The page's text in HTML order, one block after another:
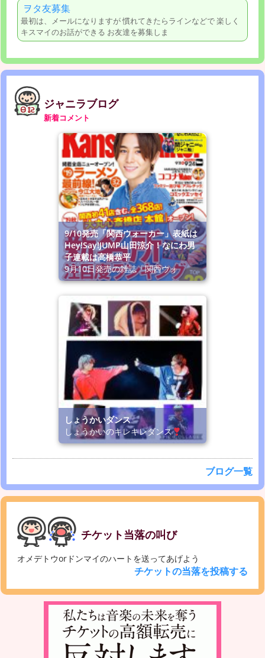
ヲタ友募集
最初は、メールになりますが 慣れてきたらラインなどで 楽しく
キスマイのお話ができる お友達を募集しま
ジャニラブログ
新着コメント
9/10発売「関西ウォーカー」表紙は
Hey!Say!JUMP山田涼介！なにわ男
子連載は高橋恭平
9月10日発売の雑誌「関西ウォ
しょうかいダンス
しょうかいのキレキレダンス
ブログ一覧
チケット当落の叫び
オメデトウorドンマイのハートを送ってあげよう
チケットの当落を投稿する